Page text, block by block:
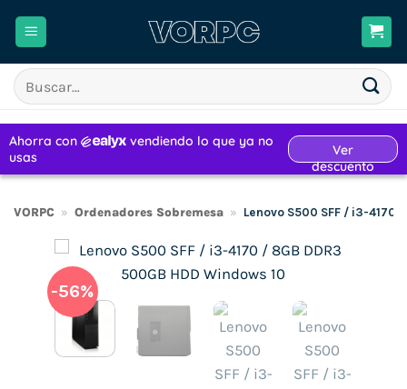
Buscar
por:
VORPC » Ordenadores Sobremesa » Lenovo S500 SFF / i3-4170
-56%